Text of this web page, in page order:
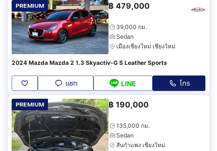
PREMIUM ฿ 479,000
39,000 กม.
Sedan
เมืองเชียงใหม่ เชียงใหม่
2024 Mazda Mazda 2 1.3 Skyactiv-G S Leather Sports
แชท LINE โทร
PREMIUM ฿ 190,000
135,000 กม.
Sedan
สันกำแพง เชียงใหม่